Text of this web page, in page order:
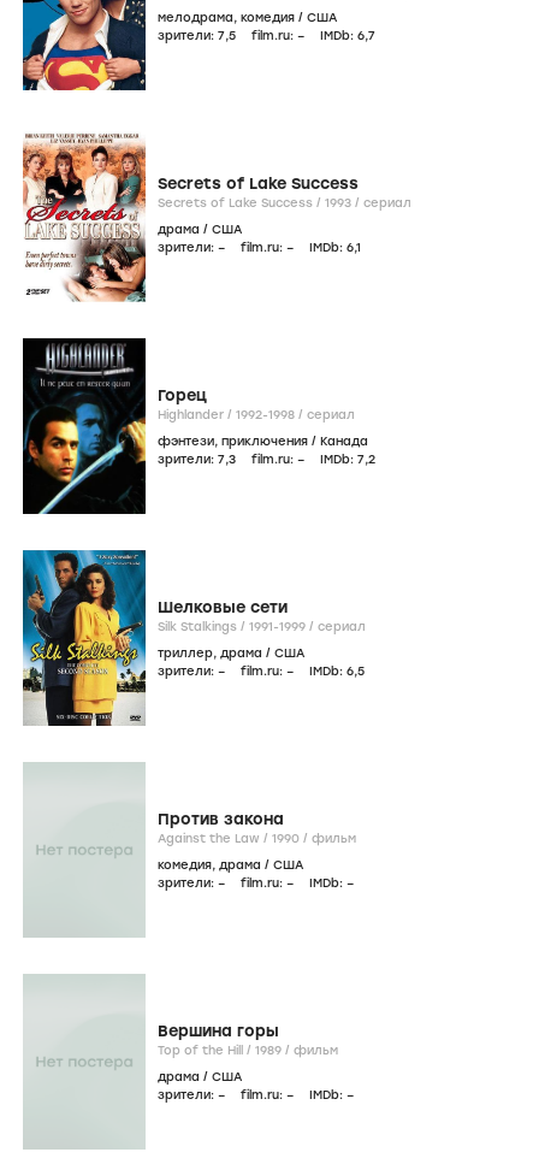
мелодрама, комедия / США
зрители: 7,5 film.ru: – IMDb: 6,7
Secrets of Lake Success
Secrets of Lake Success / 1993 / сериал
драма / США
зрители: – film.ru: – IMDb: 6,1
Горец
Highlander / 1992-1998 / сериал
фэнтези, приключения / Канада
зрители: 7,3 film.ru: – IMDb: 7,2
Шелковые сети
Silk Stalkings / 1991-1999 / сериал
триллер, драма / США
зрители: – film.ru: – IMDb: 6,5
Против закона
Against the Law / 1990 / фильм
комедия, драма / США
зрители: – film.ru: – IMDb: –
Вершина горы
Top of the Hill / 1989 / фильм
драма / США
зрители: – film.ru: – IMDb: –